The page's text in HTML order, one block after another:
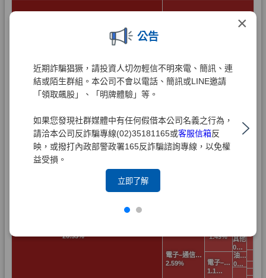
×
公告
近期詐騙猖獗，請投資人切勿輕信不明來電、簡訊、連
結或陌生群組。本公司不會以電話、簡訊或LINE邀請
「領取飆股」、「明牌體驗」等。
如果您發現社群媒體中有任何假借本公司名義之行為，
請洽本公司反詐騙專線(02)35181165或客服信箱反
映，或撥打內政部警政署165反詐騙諮詢專線，以免權
益受損。
立即了解